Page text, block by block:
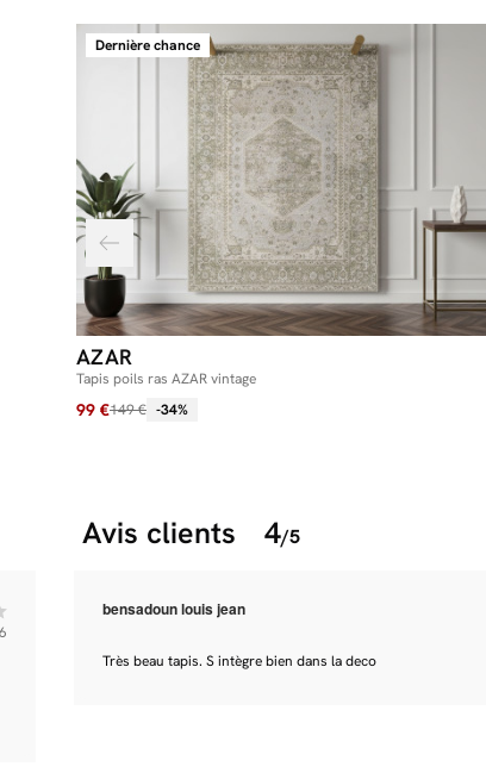
Dernière chance
AZAR
Tapis poils ras AZAR vintage
99 €149 € -34%
Avis clients 4/5
bensadoun louis jean
Très beau tapis. S intègre bien dans la deco